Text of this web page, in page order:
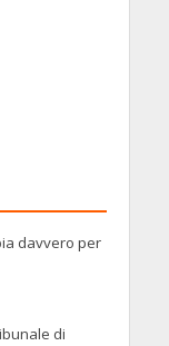
davvero per
di